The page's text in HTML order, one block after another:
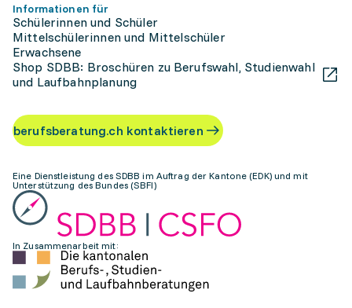
Informationen für
Schülerinnen und Schüler
Mittelschülerinnen und Mittelschüler
Erwachsene
Shop SDBB: Broschüren zu Berufswahl, Studienwahl
und Laufbahnplanung
berufsberatung.ch kontaktieren
Eine Dienstleistung des SDBB im Auftrag der Kantone (EDK) und mit
Unterstützung des Bundes (SBFI)
In Zusammenarbeit mit: